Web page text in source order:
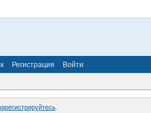
Регистрация Войти
.